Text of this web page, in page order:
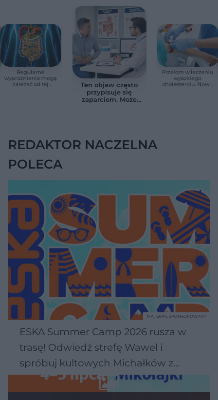
Regularne
wypróżnienia mogą
zależeć od tej
Ten objaw często
przypisuje się
zaparciom. Może
Przełom w leczeniu
wysokiego
cholesterolu. Nowa
REDAKTOR NACZELNA
POLECA
ESKA Summer Camp 2026 rusza w
trasę! Odwiedź strefę Wawel i
spróbuj kultowych Michałków z
Wawelu
MATERIAŁ SPONSOROWANY